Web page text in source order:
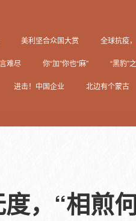
美利坚合众国大赏 全球抗疫
难尽 你“加”你也“麻” “黑豹”
进击！中国企业 北边有个蒙古
，“相煎